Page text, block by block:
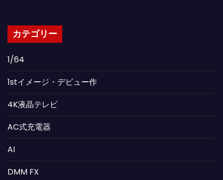
カテゴリー
1/64
1stイメージ・デビュー作
4K液晶テレビ
AC式充電器
AI
DMM FX